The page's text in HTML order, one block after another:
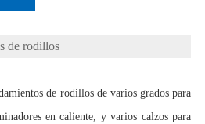
de rodillos
de rodillos de varios grados para
en caliente, y varios calzos para